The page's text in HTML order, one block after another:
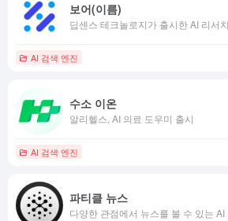
보어(이름)
딥센스 테크놀로지가 출시한 AI 리서
AI 검색 엔진
수소 이온
알리헬스, AI 의료 도우미 출시
AI 검색 엔진
파티클 뉴스
다양한 관점에서 뉴스를 볼 수 있는 AI